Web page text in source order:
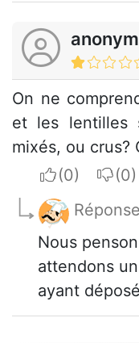
On ne
et les lentilles
mixés, ou crus?
I apreciate
I
Réponse
Nous
attendons
ayant